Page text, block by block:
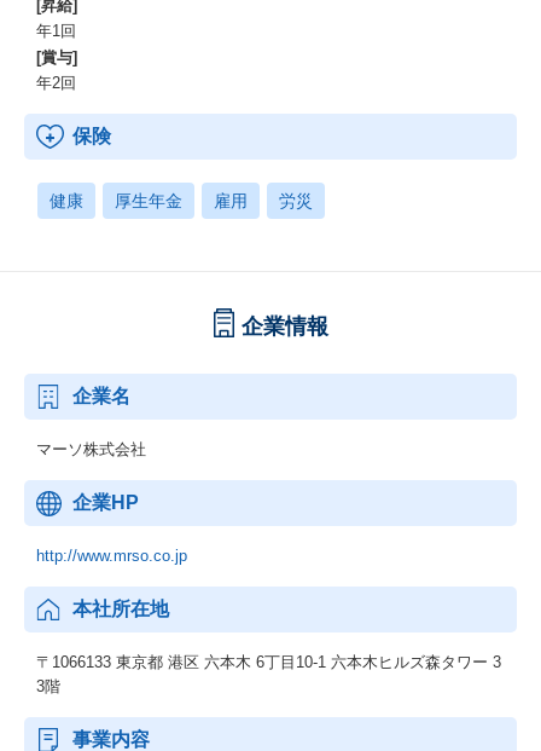
[昇給]
年1回
[賞与]
年2回
保険
健康 厚生年金 雇用 労災
企業情報
企業名
マーソ株式会社
企業HP
http://www.mrso.co.jp
本社所在地
〒1066133 東京都 港区 六本木 6丁目10-1 六本木ヒルズ森タワー 3
3階
事業内容